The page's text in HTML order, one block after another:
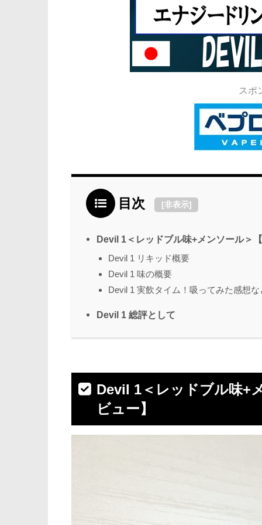
スポ
目次 [非表示]
Devil 1＜レッドブル味+メンソール＞
Devil 1 リキッド概要
Devil 1 味の概要
Devil 1 実飲タイム！吸ってみた感想な
Devil 1 総評として
Devil 1＜レッドブル味+
ビュー】